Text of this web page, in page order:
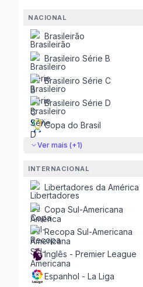
NACIONAL
Brasileirão
Brasileiro Série B
Brasileiro Série C
Brasileiro Série D
Copa do Brasil
Ver mais (+1)
INTERNACIONAL
Libertadores da América
Copa Sul-Americana
Recopa Sul-Americana
Inglês - Premier League
Espanhol - La Liga